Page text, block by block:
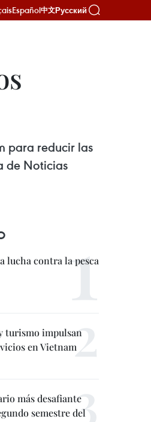
Español中文Русский
para reducir las
de Noticias
lucha contra la pesca
turismo impulsan
en Vietnam
más desafiante
semestre del